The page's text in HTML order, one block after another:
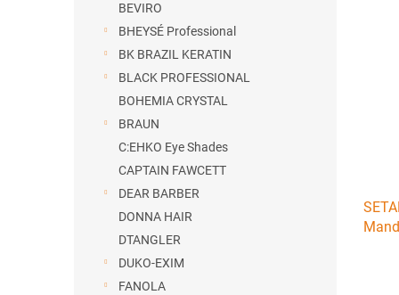
BEVIRO
BHEYSÉ Professional
BK BRAZIL KERATIN
BLACK PROFESSIONAL
BOHEMIA CRYSTAL
BRAUN
C:EHKO Eye Shades
CAPTAIN FAWCETT
DEAR BARBER
DONNA HAIR
DTANGLER
DUKO-EXIM
FANOLA